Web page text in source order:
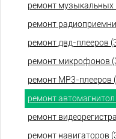
ремонт музыкальных
ремонт
ремонт двд-плееров
ремонт микрофонов
ремонт МР3-плееров
ремонт автомагнитол
ремонт
ремонт навигаторов